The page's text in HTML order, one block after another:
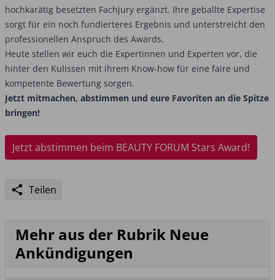
hochkarätig besetzten Fachjury ergänzt. Ihre geballte Expertise
sorgt für ein noch fundierteres Ergebnis und unterstreicht den
professionellen Anspruch des Awards.
Heute stellen wir euch die Expertinnen und Experten vor, die
hinter den Kulissen mit ihrem Know-how für eine faire und
kompetente Bewertung sorgen.
Jetzt mitmachen, abstimmen und eure Favoriten an die Spitze
bringen!
Jetzt abstimmen beim BEAUTY FORUM Stars Award!
Teilen
Mehr aus der Rubrik Neue
Ankündigungen